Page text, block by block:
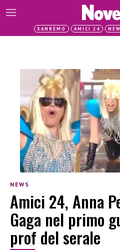
SANREMO AMICI 24
NEWS
Amici 24, Anna
Gaga nel primo
prof del serale